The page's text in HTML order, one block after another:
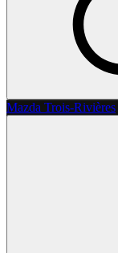
Mazda Trois-Rivières